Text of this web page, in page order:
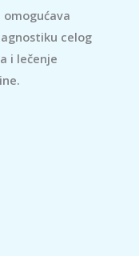
celog
i lečenje